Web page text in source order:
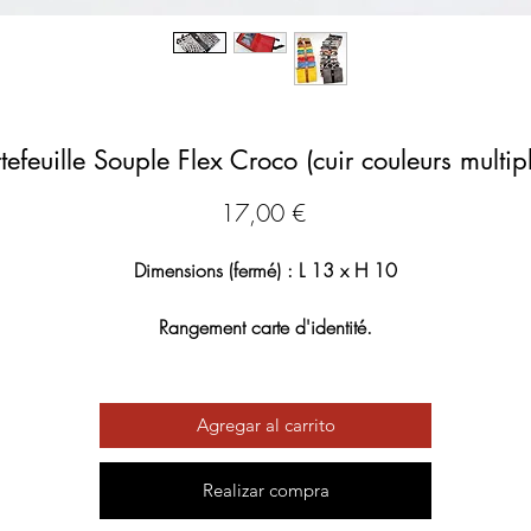
Souple Flex Croco (cuir couleurs
17,00 €Precio
Dimensions (fermé) : L 13 x H 10
Rangement carte d'identité.
2 poches zippés sur les côtés.
5 range cartes.
Agregar al carrito
Realizar compra